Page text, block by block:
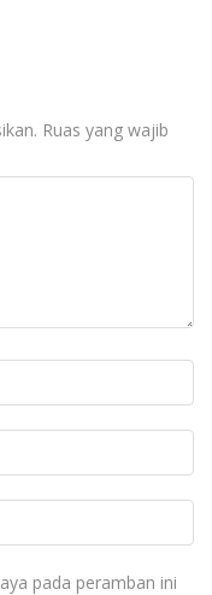
Ruas yang wajib
pada peramban ini